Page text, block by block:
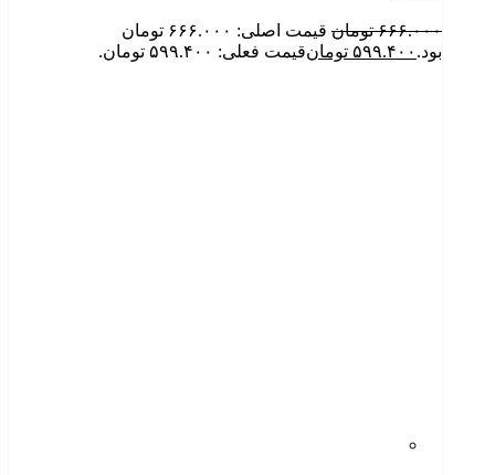
۶۶۶.۰۰۰ تومان
قیمت اصلی: ۶۶۶.۰۰۰ تومان
بود. ۵۹۹.۴۰۰ تومانقیمت فعلی: ۵۹۹.۴۰۰ تومان.